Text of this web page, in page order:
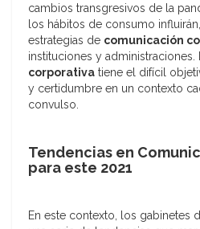
cambios transgresivos de la
los hábitos de consumo
estrategias de comunicación
instituciones y administraciones.
corporativa tiene el difícil
y certidumbre en un contexto
convulso.
Tendencias en
para este 2021
En este contexto, los gabinetes